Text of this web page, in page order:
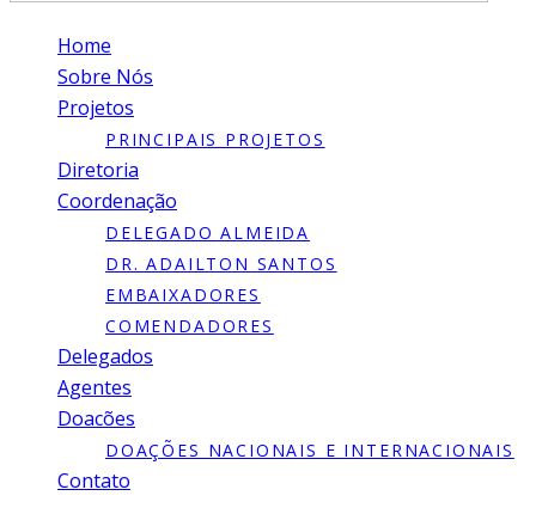
Home
Sobre Nós
Projetos
PRINCIPAIS PROJETOS
Diretoria
Coordenação
DELEGADO ALMEIDA
DR. ADAILTON SANTOS
EMBAIXADORES
COMENDADORES
Delegados
Agentes
Doacões
DOAÇÕES NACIONAIS E INTERNACIONAIS
Contato